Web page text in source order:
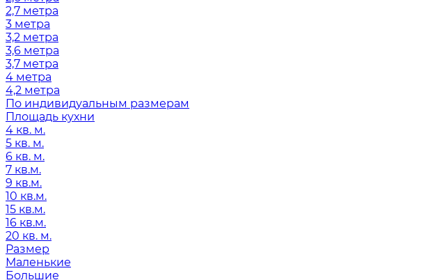
2,7 метра
3 метра
3,2 метра
3,6 метра
3,7 метра
4 метра
4,2 метра
По индивидуальным размерам
Площадь кухни
4 кв. м.
5 кв. м.
6 кв. м.
7 кв.м.
9 кв.м.
10 кв.м.
15 кв.м.
16 кв.м.
20 кв. м.
Размер
Маленькие
Большие